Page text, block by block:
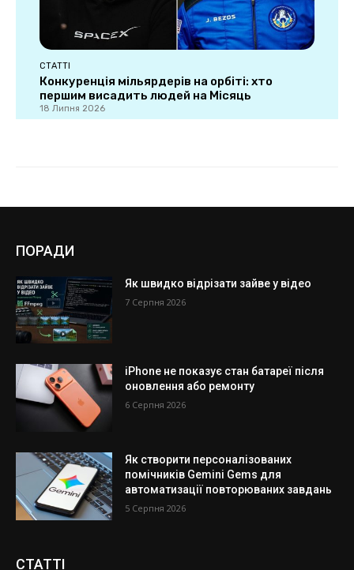
ПОРАДИ
Як швидко відрізати зайве у відео
7 Серпня 2026
iPhone не показує стан батареї після
оновлення або ремонту
6 Серпня 2026
Як створити персоналізованих
помічників Gemini Gems для
автоматизації повторюваних завдань
5 Серпня 2026
СТАТТІ